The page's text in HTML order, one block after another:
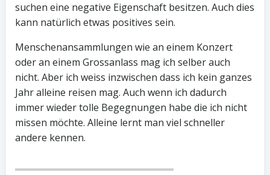
suchen eine negative Eigenschaft besitzen. Auch dies
kann natürlich etwas positives sein.
Menschenansammlungen wie an einem Konzert
oder an einem Grossanlass mag ich selber auch
nicht. Aber ich weiss inzwischen dass ich kein ganzes
Jahr alleine reisen mag. Auch wenn ich dadurch
immer wieder tolle Begegnungen habe die ich nicht
missen möchte. Alleine lernt man viel schneller
andere kennen.